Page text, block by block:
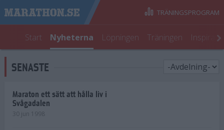
Start Nyheterna Löpningen Träningen
TRÄNINGSPROGRAM
SENASTE
Maraton ett sätt att hålla liv i
Svågadalen
30 jun 1998